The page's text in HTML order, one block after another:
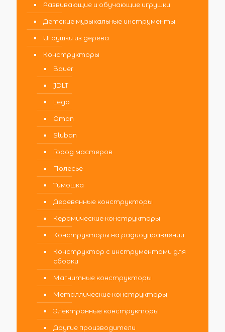
Развивающие и обучающие игрушки
Детские музыкальные инструменты
Игрушки из дерева
Конструкторы
Bauer
JDLT
Lego
Qman
Sluban
Город мастеров
Полесье
Тимошка
Деревянные конструкторы
Керамические конструкторы
Конструкторы на радиоуправлении
Конструктор с инструментами для
сборки
Магнитные конструкторы
Металлические конструкторы
Электронные конструкторы
Другие производители